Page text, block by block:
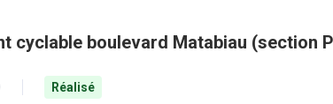
cyclable boulevard Matabiau (section
Réalisé